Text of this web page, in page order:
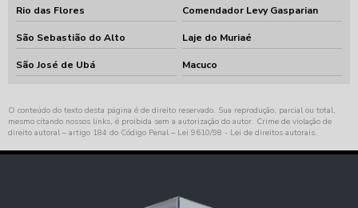
Rio das Flores Comendador Levy Gasparian
São Sebastião do Alto Laje do Muriaé
São José de Ubá Macuco
O conteúdo do texto desta página é de direito reservado. Sua reprodução, parcial ou total,
mesmo citando nossos links, é proibida sem a autorização do autor. Crime de violação de
direito autoral – artigo 184 do Código Penal – Lei 9610/98 - Lei de direitos autorais.